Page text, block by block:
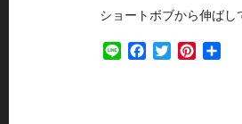
ショートボブから伸ばし
Line FacebookTwitterPinterest